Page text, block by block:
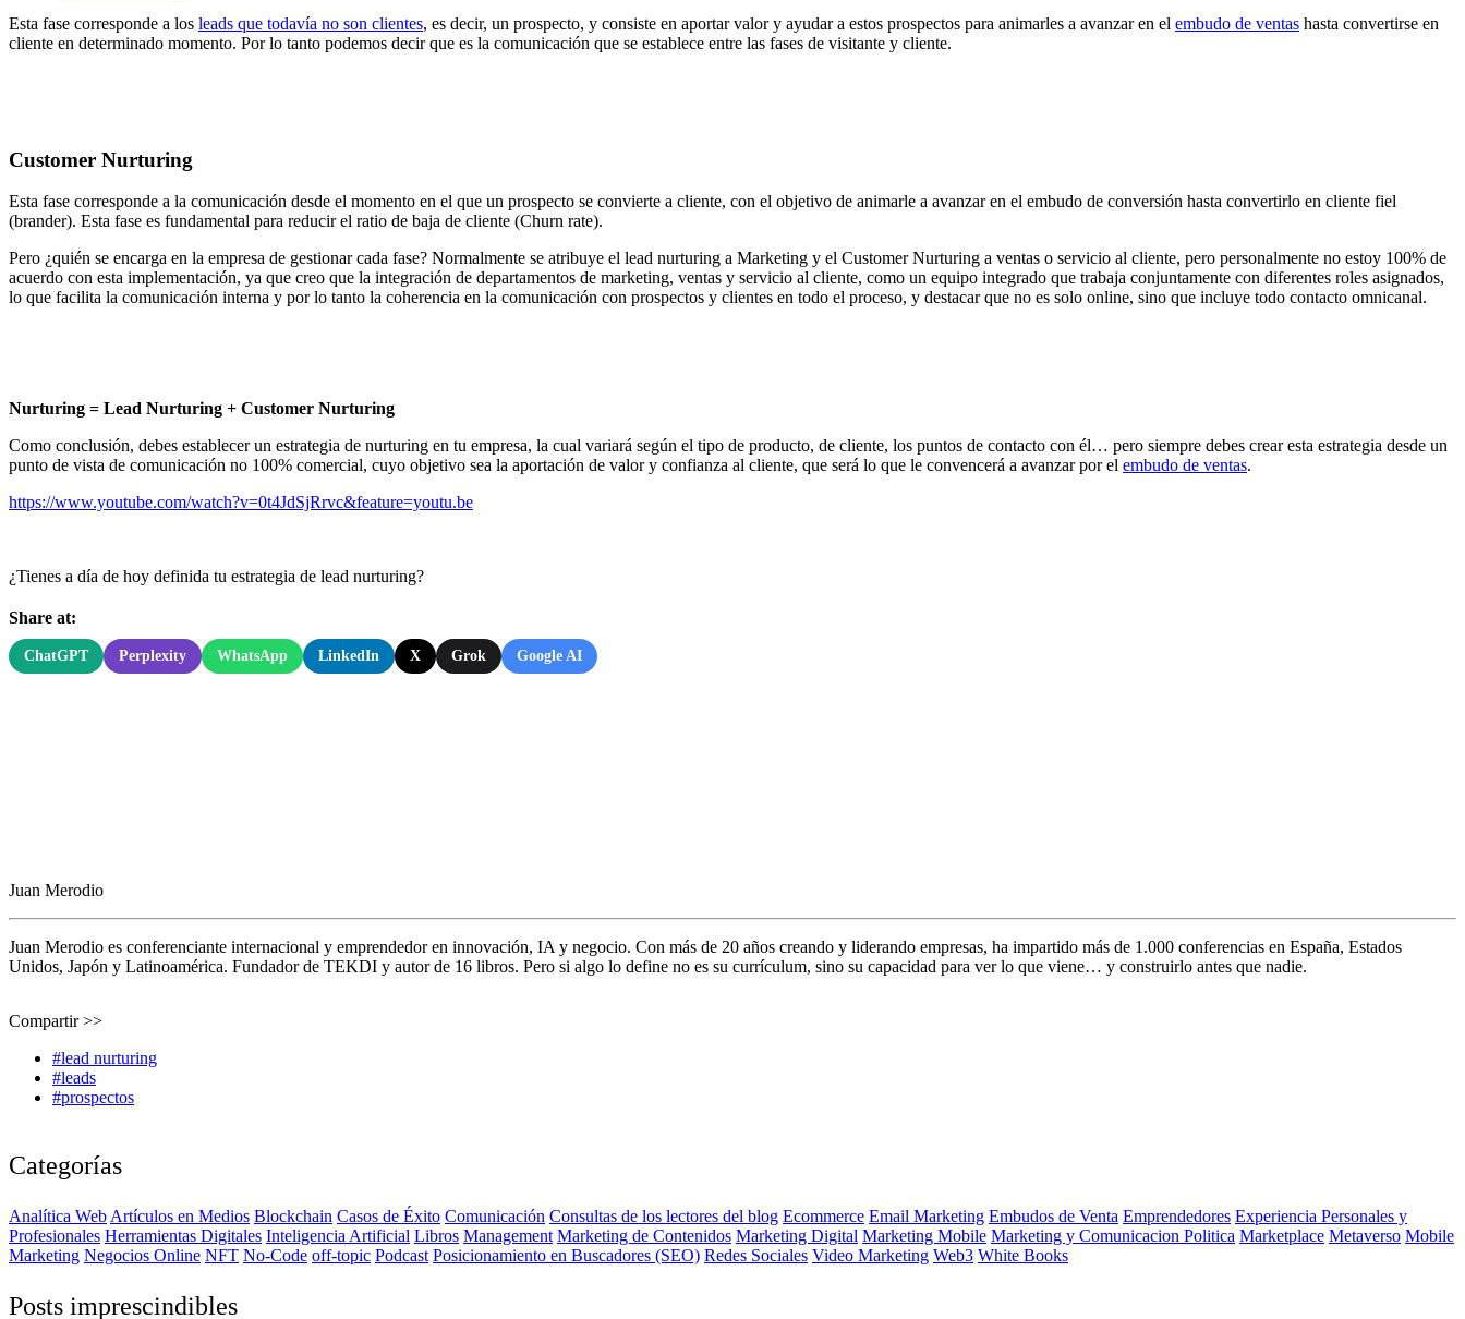
Esta fase corresponde a los leads que todavía no son clientes, es decir, un prospecto, y consiste en aportar valor y ayudar a estos prospectos para animarles a avanzar en el embudo de ventas hasta convertirse en
cliente en determinado momento. Por lo tanto podemos decir que es la comunicación que se establece entre las fases de visitante y cliente.
Customer Nurturing
Esta fase corresponde a la comunicación desde el momento en el que un prospecto se convierte a cliente, con el objetivo de animarle a avanzar en el embudo de conversión hasta convertirlo en cliente fiel
(brander). Esta fase es fundamental para reducir el ratio de baja de cliente (Churn rate).
Pero ¿quién se encarga en la empresa de gestionar cada fase? Normalmente se atribuye el lead nurturing a Marketing y el Customer Nurturing a ventas o servicio al cliente, pero personalmente no estoy 100% de
acuerdo con esta implementación, ya que creo que la integración de departamentos de marketing, ventas y servicio al cliente, como un equipo integrado que trabaja conjuntamente con diferentes roles asignados,
lo que facilita la comunicación interna y por lo tanto la coherencia en la comunicación con prospectos y clientes en todo el proceso, y destacar que no es solo online, sino que incluye todo contacto omnicanal.
Nurturing = Lead Nurturing + Customer Nurturing
Como conclusión, debes establecer un estrategia de nurturing en tu empresa, la cual variará según el tipo de producto, de cliente, los puntos de contacto con él… pero siempre debes crear esta estrategia desde un
punto de vista de comunicación no 100% comercial, cuyo objetivo sea la aportación de valor y confianza al cliente, que será lo que le convencerá a avanzar por el embudo de ventas.
https://www.youtube.com/watch?v=0t4JdSjRrvc&feature=youtu.be
¿Tienes a día de hoy definida tu estrategia de lead nurturing?
Share at:
ChatGPT Perplexity WhatsApp LinkedIn X Grok Google AI
Juan Merodio
Juan Merodio es conferenciante internacional y emprendedor en innovación, IA y negocio. Con más de 20 años creando y liderando empresas, ha impartido más de 1.000 conferencias en España, Estados
Unidos, Japón y Latinoamérica. Fundador de TEKDI y autor de 16 libros. Pero si algo lo define no es su currículum, sino su capacidad para ver lo que viene… y construirlo antes que nadie.
Compartir >>
#lead nurturing
#leads
#prospectos
Categorías
Analítica Web Artículos en Medios Blockchain Casos de Éxito Comunicación Consultas de los lectores del blog Ecommerce Email Marketing Embudos de Venta Emprendedores Experiencia Personales y
Profesionales Herramientas Digitales Inteligencia Artificial Libros Management Marketing de Contenidos Marketing Digital Marketing Mobile Marketing y Comunicacion Politica Marketplace Metaverso Mobile
Marketing Negocios Online NFT No-Code off-topic Podcast Posicionamiento en Buscadores (SEO) Redes Sociales Video Marketing Web3 White Books
Posts imprescindibles